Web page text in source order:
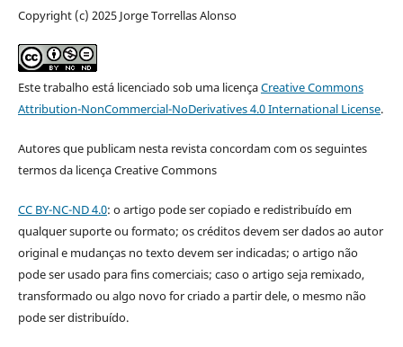
Copyright (c) 2025 Jorge Torrellas Alonso
Este trabalho está licenciado sob uma licençaCreative Commons
Attribution-NonCommercial-NoDerivatives 4.0 International License.
Autores que publicam nesta revista concordam com os seguintes
termos da licença Creative Commons
CC BY-NC-ND 4.0: o artigo pode ser copiado e redistribuído em
qualquer suporte ou formato; os créditos devem ser dados ao autor
original e mudanças no texto devem ser indicadas; o artigo não
pode ser usado para fins comerciais; caso o artigo seja remixado,
transformado ou algo novo for criado a partir dele, o mesmo não
pode ser distribuído.